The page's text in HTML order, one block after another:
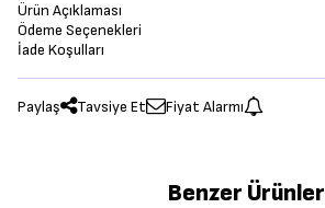
Ürün Açıklaması
Ödeme Seçenekleri
İade Koşulları
Paylaş Tavsiye Et Fiyat Alarmı
Benzer Ürünler